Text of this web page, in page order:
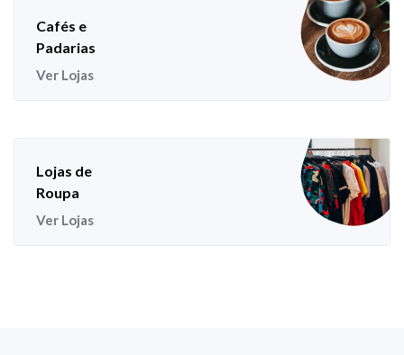
Cafés e
Padarias
Ver Lojas
Lojas de
Roupa
Ver Lojas